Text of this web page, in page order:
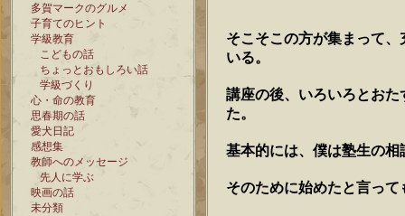
多賀マークのグルメ
子育てのヒント
学級教育
こどもの話
ちょっとおもしろい話
学級づくり
心・命の教育
思春期の話
愛犬日記
感想集
教師へのメッセージ
先人に学ぶ
映画の話
未分類
そこそこの方が集まって
いる。
講座の後、いろいろとお
た。
基本的には、僕は塾生の相
そのために始めたと言っ